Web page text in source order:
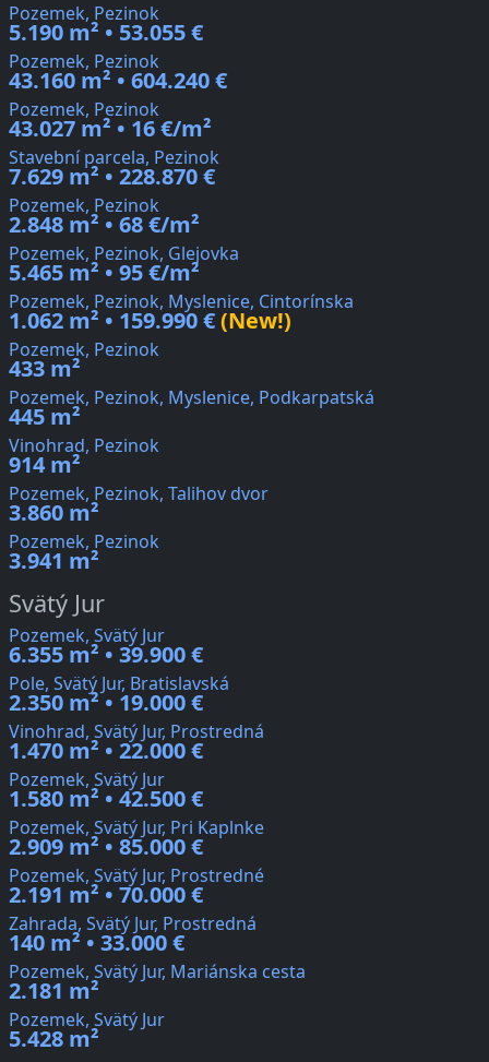
Pozemek, Pezinok
5.190 m² • 53.055 €
Pozemek, Pezinok
43.160 m² • 604.240 €
Pozemek, Pezinok
43.027 m² • 16 €/m²
Stavební parcela, Pezinok
7.629 m² • 228.870 €
Pozemek, Pezinok
2.848 m² • 68 €/m²
Pozemek, Pezinok, Glejovka
5.465 m² • 95 €/m²
Pozemek, Pezinok, Myslenice, Cintorínska
1.062 m² • 159.990 €(New!)
Pozemek, Pezinok
433 m²
Pozemek, Pezinok, Myslenice, Podkarpatská
445 m²
Vinohrad, Pezinok
914 m²
Pozemek, Pezinok, Talihov dvor
3.860 m²
Pozemek, Pezinok
3.941 m²
Svätý Jur
Pozemek, Svätý Jur
6.355 m² • 39.900 €
Pole, Svätý Jur, Bratislavská
2.350 m² • 19.000 €
Vinohrad, Svätý Jur, Prostredná
1.470 m² • 22.000 €
Pozemek, Svätý Jur
1.580 m² • 42.500 €
Pozemek, Svätý Jur, Pri Kaplnke
2.909 m² • 85.000 €
Pozemek, Svätý Jur, Prostredné
2.191 m² • 70.000 €
Zahrada, Svätý Jur, Prostredná
140 m² • 33.000 €
Pozemek, Svätý Jur, Mariánska cesta
2.181 m²
Pozemek, Svätý Jur
5.428 m²